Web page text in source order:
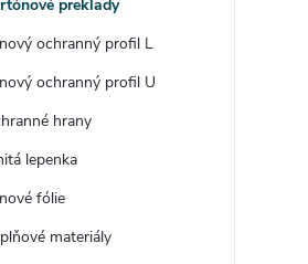
preklady
ochranný profil L
ochranný profil U
hrany
lepenka
fólie
materiály